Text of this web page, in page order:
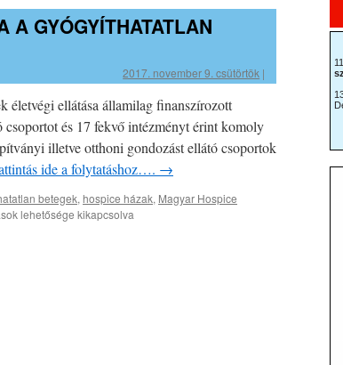
A GYÓGYÍTHATATLAN
2017. november 9. csütörtök |
ellátása államilag finanszírozott
és 17 fekvő intézményt érint komoly
illetve otthoni gondozást ellátó csoportok
ide a folytatáshoz…. →
betegek, hospice házak, Magyar Hospice
lehetősége kikapcsolva